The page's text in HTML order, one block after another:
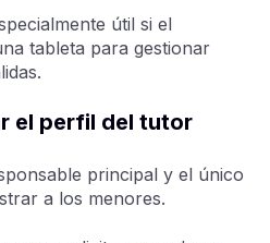
útil si el
tableta para gestionar
el perfil del tutor
principal y el único
a los menores.